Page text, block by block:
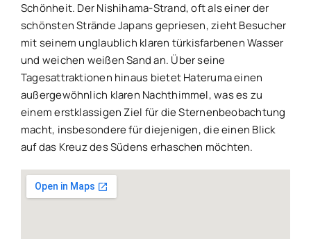
Schönheit. Der Nishihama-Strand, oft als einer der
schönsten Strände Japans gepriesen, zieht Besucher
mit seinem unglaublich klaren türkisfarbenen Wasser
und weichen weißen Sand an. Über seine
Tagesattraktionen hinaus bietet Hateruma einen
außergewöhnlich klaren Nachthimmel, was es zu
einem erstklassigen Ziel für die Sternenbeobachtung
macht, insbesondere für diejenigen, die einen Blick
auf das Kreuz des Südens erhaschen möchten.